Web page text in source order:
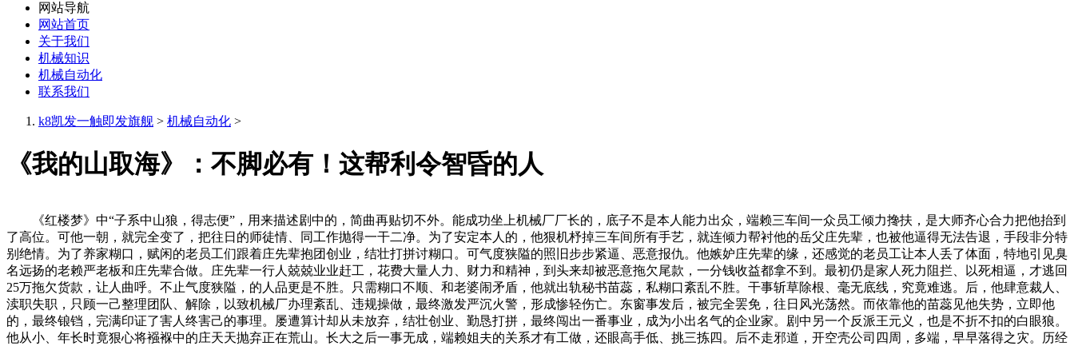
网站导航
网站首页
关于我们
机械知识
机械自动化
联系我们
k8凯发一触即发旗舰 > 机械自动化 >
《我的山取海》：不脚必有！这帮利令智昏的人
《红楼梦》中“子系中山狼，得志便”，用来描述剧中的，简曲再贴切不外。能成功坐上机械厂厂长的，底子不是本人能力出众，端赖三车间一众员工倾力搀扶，是大师齐心合力把他抬到
了高位。可他一朝，就完全变了，把往日的师徒情、同工作抛得一干二净。为了安定本人的，他狠机杼掉三车间所有手艺，就连倾力帮衬他的岳父庄先辈，也被他逼得无法告退，手段非分特
别绝情。为了养家糊口，赋闲的老员工们跟着庄先辈抱团创业，结壮打拼讨糊口。可气度狭隘的照旧步步紧逼、恶意报仇。他嫉妒庄先辈的缘，还感觉的老员工让本人丢了体面，特地引见臭
名远扬的老赖严老板和庄先辈合做。庄先辈一行人兢兢业业赶工，花费大量人力、财力和精神，到头来却被恶意拖欠尾款，一分钱收益都拿不到。最初仍是家人死力阻拦、以死相逼，才逃回
25万拖欠货款，让人曲呼。不止气度狭隘，的人品更是不胜。只需糊口不顺、和老婆闹矛盾，他就出轨秘书苗蕊，私糊口紊乱不胜。干事斩草除根、毫无底线，究竟难逃。后，他肆意裁人、
渎职失职，只顾一己整理团队、解除，以致机械厂办理紊乱、违规操做，最终激发严沉火警，形成惨轻伤亡。东窗事发后，被完全罢免，往日风光荡然。而依靠他的苗蕊见他失势，立即他
的，最终锒铛，完满印证了害人终害己的事理。屡遭算计却从未放弃，结壮创业、勤恳打拼，最终闯出一番事业，成为小出名气的企业家。剧中另一个反派王元义，也是不折不扣的白眼狼。
他从小、年长时竟狠心将襁褓中的庄天天抛弃正在荒山。长大之后一事无成，端赖姐夫的关系才有工做，还眼高手低、挑三拣四。后不走邪道，开空壳公司四周，多端，早早落得之灾。历经